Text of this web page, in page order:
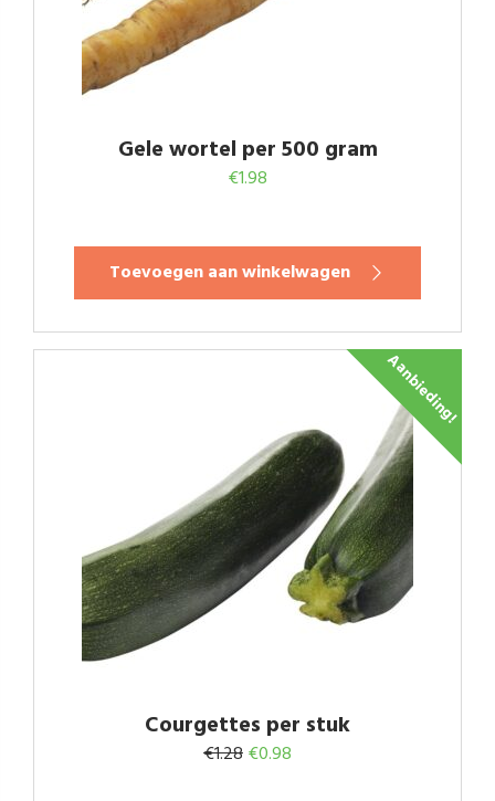
Gele wortel per 500 gram
€1.98
Toevoegen aan winkelwagen
Aanbieding!
Courgettes per stuk
€1.28Oorspronkelijke
€0.98